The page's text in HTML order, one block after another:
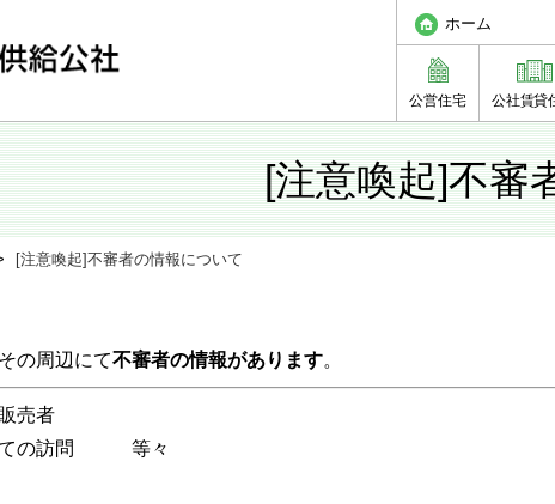
ホーム
公営住宅 公社賃貸
[注意喚起]不審
[注意喚起]不審者の情報について
の周辺にて不審者の情報があります。
売者
ての訪問 等々